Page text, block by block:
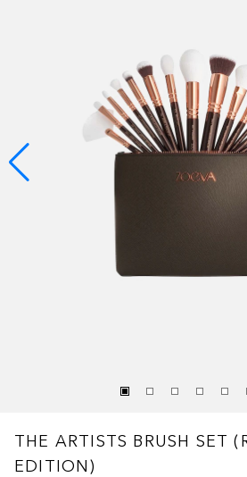
THE ARTISTS BRUSH SET
EDITION)